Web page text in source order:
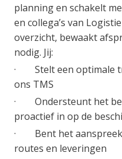
planning en schakelt
en collega’s van
overzicht, bewaakt
nodig. Jij:
· Stelt een optimale
ons TMS
· Ondersteunt het
proactief in op de
· Bent het
routes en leveringen